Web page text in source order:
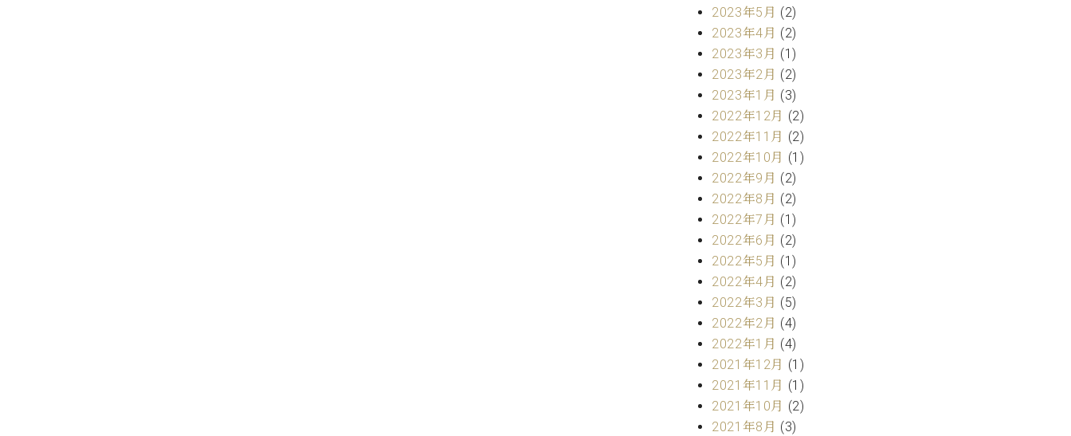
2023年5月 (2)
2023年4月 (2)
2023年3月 (1)
2023年2月 (2)
2023年1月 (3)
2022年12月 (2)
2022年11月 (2)
2022年10月 (1)
2022年9月 (2)
2022年8月 (2)
2022年7月 (1)
2022年6月 (2)
2022年5月 (1)
2022年4月 (2)
2022年3月 (5)
2022年2月 (4)
2022年1月 (4)
2021年12月 (1)
2021年11月 (1)
2021年10月 (2)
2021年8月 (3)